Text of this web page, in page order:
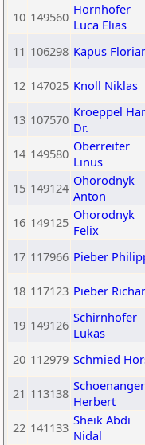
10 149560 Hornhofer
Luca Elias
11 106298 Kapus
12 147025 Knoll Niklas
13 107570 Kroeppel
Dr.
14 149580 Oberreiter
Linus
15 149124 Ohorodnyk
Anton
16 149125 Ohorodnyk
Felix
17 117966 Pieber
18 117123 Pieber
19 149126 Schirnhofer
Lukas
20 112979 Schmied
21 113138 Herbert
22 141133 Sheik Abdi
Nidal